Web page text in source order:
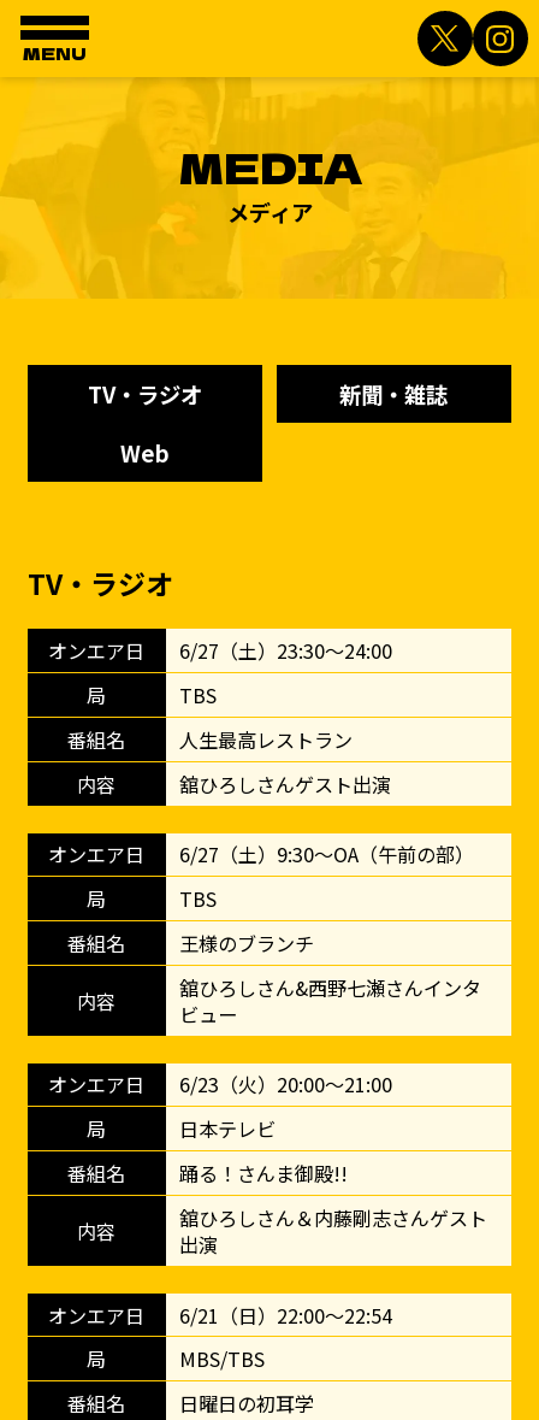
MENU
MEDIA
メディア
TV・ラジオ
新聞・雑誌
Web
TV・ラジオ
6/27（土）23:30〜24:00
TBS
人生最高レストラン
舘ひろしさんゲスト出演
6/27（土）9:30〜OA（午前の部）
TBS
王様のブランチ
舘ひろしさん&西野七瀬さんインタ
ビュー
6/23（火）20:00～21:00
日本テレビ
踊る！さんま御殿!!
舘ひろしさん＆内藤剛志さんゲスト
出演
6/21（日）22:00～22:54
MBS/TBS
日曜日の初耳学